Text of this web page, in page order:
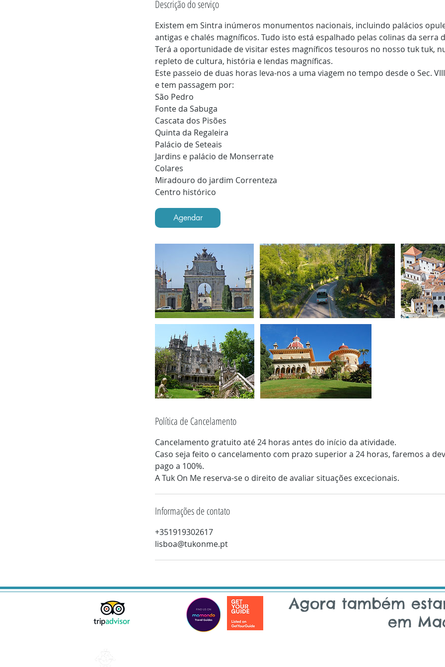
Descrição do serviço
Existem em Sintra inúmeros monumentos nacionais, incluindo palácios
antigas e chalés magníficos. Tudo isto está espalhado pelas colinas da serra
Terá a oportunidade de visitar estes magníficos tesouros no nosso tuk tuk,
repleto de cultura, história e lendas magníficas.
Este passeio de duas horas leva-nos a uma viagem no tempo desde o Sec.
e tem passagem por:
São Pedro
Fonte da Sabuga
Cascata dos Pisões
Quinta da Regaleira
Palácio de Seteais
Jardins e palácio de Monserrate
Colares
Miradouro do jardim Correnteza
Centro histórico
Agendar
Política de Cancelamento
Cancelamento gratuito até 24 horas antes do início da atividade.
Caso seja feito o cancelamento com prazo superior a 24 horas, faremos a
pago a 100%.
A Tuk On Me reserva-se o direito de avaliar situações excecionais.
Informações de contato
+351919302617
lisboa@tukonme.pt
Agora também
em